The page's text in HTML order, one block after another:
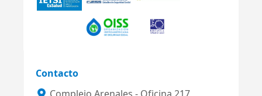
Contacto